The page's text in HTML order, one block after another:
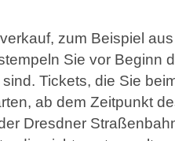
zum Beispiel
Sie vor Beginn
Tickets, die Sie
ab dem Zeitpunkt
Dresdner